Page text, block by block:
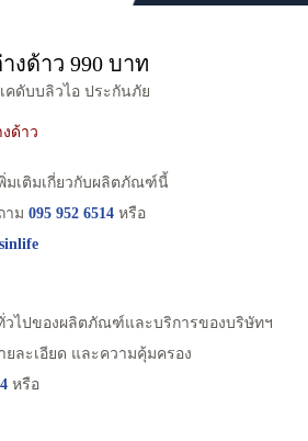
งด้าว 990 บาท
คดับบลิวไอ ประกันภัย
ด้าว
มเติมเกี่ยวกับผลิตภัณฑ์นี้
าม 095 952 6514 หรือ
ไปของผลิตภัณฑ์และบริการของบริษัทฯ
ละเอียด และความคุ้มครอง
หรือ